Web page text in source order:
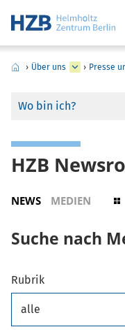
› Über uns › Presse
Wo bin ich?
HZB
NEWS MEDIEN
Suche nach
Rubrik
alle